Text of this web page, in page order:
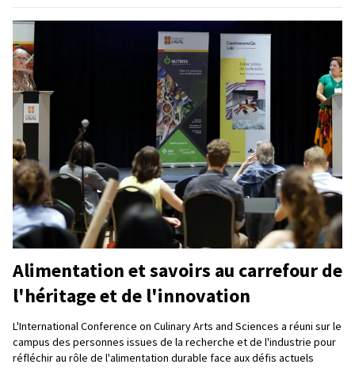
Alimentation et savoirs au carrefour de
l'héritage et de l'innovation
L'International Conference on Culinary Arts and Sciences a réuni sur le
campus des personnes issues de la recherche et de l'industrie pour
réfléchir au rôle de l'alimentation durable face aux défis actuels